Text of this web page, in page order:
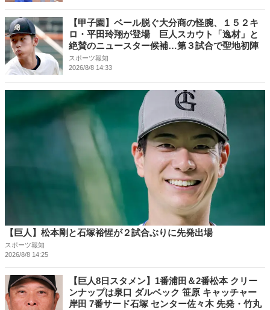
【甲子園】ベール脱ぐ大分商の怪腕、１５２キ
ロ・平田玲翔が登場 巨人スカウト「逸材」と
絶賛のニュースター候補…第３試合で聖地初陣
スポーツ報知
2026/8/8 14:33
【巨人】松本剛と石塚裕惺が２試合ぶりに先発出場
スポーツ報知
2026/8/8 14:25
【巨人8日スタメン】1番浦田＆2番松本 クリー
ンナップは泉口 ダルベック 笹原 キャッチャー
岸田 7番サード石塚 センター佐々木 先発・竹丸